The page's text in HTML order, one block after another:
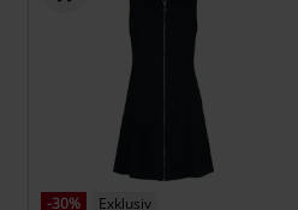
-30%
Exklusiv